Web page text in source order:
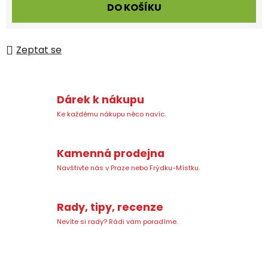
DO KOŠÍKU
Zeptat se
Dárek k nákupu
Ke každému nákupu něco navíc.
Kamenná prodejna
Navštivte nás v Praze nebo Frýdku-Místku.
Rady, tipy, recenze
Nevíte si rady? Rádi vám poradíme.